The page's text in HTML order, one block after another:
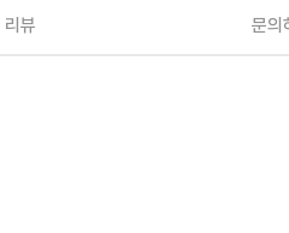
리뷰 문의